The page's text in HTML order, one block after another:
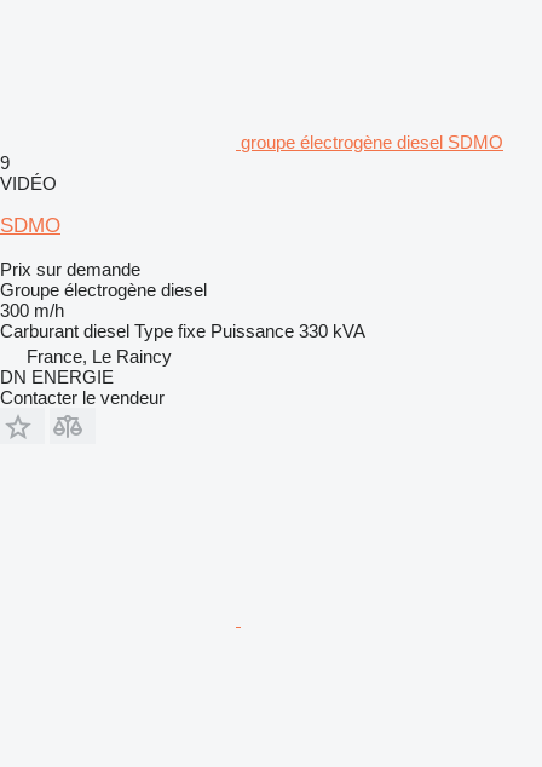
groupe électrogène diesel SDMO
9
VIDÉO
SDMO
Prix sur demande
Groupe électrogène diesel
300 m/h
Carburant diesel Type fixe Puissance 330 kVA
France, Le Raincy
DN ENERGIE
Contacter le vendeur